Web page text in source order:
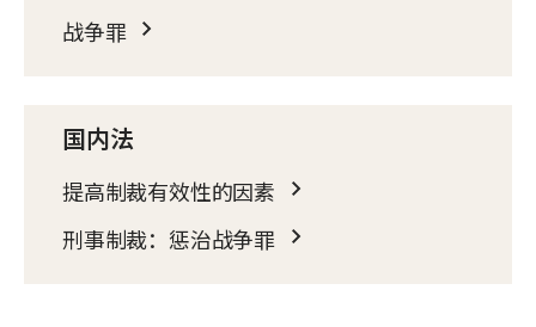
战争罪
国内法
提高制裁有效性的因素
刑事制裁：惩治战争罪